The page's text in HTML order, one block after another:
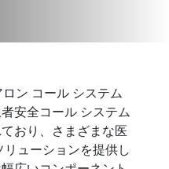
システムは、個別の
成するためのコンポ
。コード、LED ラン
ン コール システム
安全コール システム
おり、さまざまな医
ューションを提供し